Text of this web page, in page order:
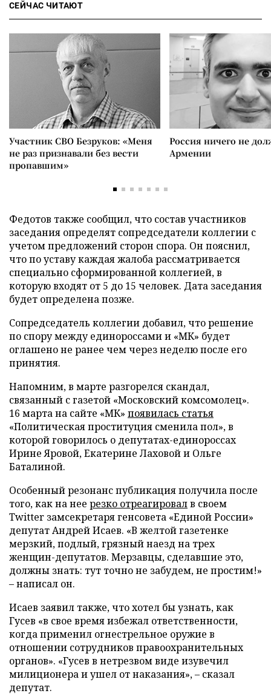
СЕЙЧАС ЧИТАЮТ
Участник СВО Безруков: «Меня
не раз признавали без вести
пропавшим»
Россия ничего не
Армении
Федотов также сообщил, что состав участников
заседания определят сопредседатели коллегии с
учетом предложений сторон спора. Он пояснил,
что по уставу каждая жалоба рассматривается
специально сформированной коллегией, в
которую входят от 5 до 15 человек. Дата заседания
будет определена позже.
Сопредседатель коллегии добавил, что решение
по спору между единороссами и «МК» будет
оглашено не ранее чем через неделю после его
принятия.
Напомним, в марте разгорелся скандал,
связанный с газетой «Московский комсомолец».
16 марта на сайте «МК» появилась статья
«Политическая проституция сменила пол», в
которой говорилось о депутатах-единороссах
Ирине Яровой, Екатерине Лаховой и Ольге
Баталиной.
Особенный резонанс публикация получила после
того, как на нее резко отреагировалв своем
Twitter замсекретаря генсовета «Единой России»
депутат Андрей Исаев. «В желтой газетенке
мерзкий, подлый, грязный наезд на трех
женщин-депутатов. Мерзавцы, сделавшие это,
должны знать: тут точно не забудем, не простим!»
– написал он.
Исаев заявил также, что хотел бы узнать, как
Гусев «в свое время избежал ответственности,
когда применил огнестрельное оружие в
отношении сотрудников правоохранительных
органов». «Гусев в нетрезвом виде изувечил
милиционера и ушел от наказания», – сказал
депутат.